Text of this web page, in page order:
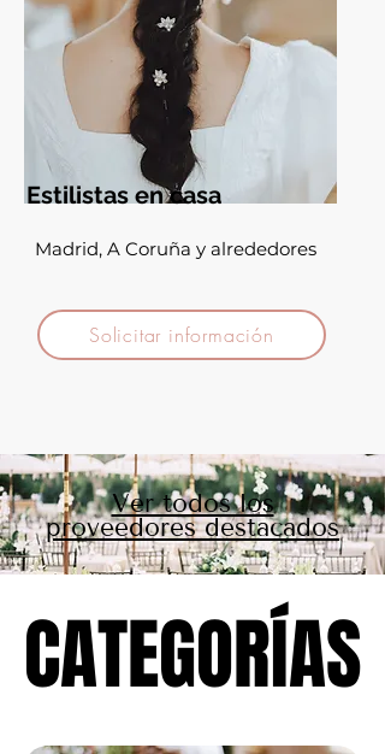
Estilistas en casa
Madrid, A Coruña y alrededores
Solicitar información
Ver todos los
proveedores destacados
CATEGORÍAS
CATEGORÍAS